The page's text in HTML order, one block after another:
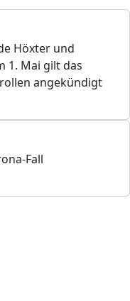
Höxter und
1. Mai gilt das
angekündigt
Fall